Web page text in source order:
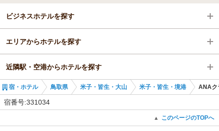
ビジネスホテルを探す
鳥取県
米子・皆生・大山
米子・皆生・境港
エリアからホテルを探す
鳥取県
米子・皆生・大山
近隣駅・空港からホテルを探す
米子駅
宿・ホテル 鳥取県 米子・皆生・大山 米子・皆生・境港 ANAク
宿番号:331034
▲ このページのTOPへ